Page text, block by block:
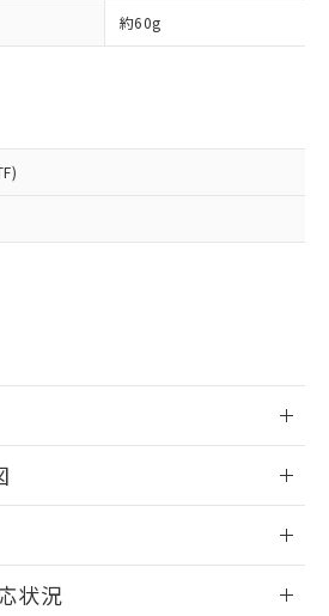
約60g
す。
状況
同利用者とは、 "個人情報
10物質）の非含有証明書
証明書（当社基準）
令のフタル酸エステル類４
、対応完了までの期間は出
しておりました。